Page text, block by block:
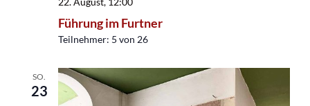
Führung im Furtner
Teilnehmer: 5 von 26
SO.
23